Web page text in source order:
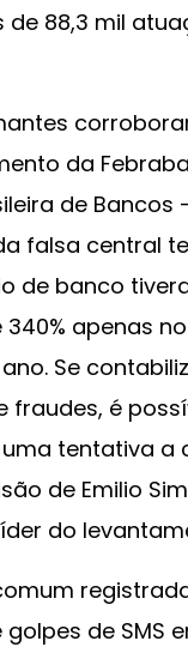
88,3 mil
da
de Bancos
falsa central
de banco
apenas
Se
fraudes, é
tentativa a
de Emilio
do
golpes de SMS